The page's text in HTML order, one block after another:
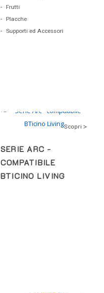
Frutti
Placche
Supporti ed Accessori
Scopri >
SERIE ARC -
COMPATIBILE
BTICINO LIVING